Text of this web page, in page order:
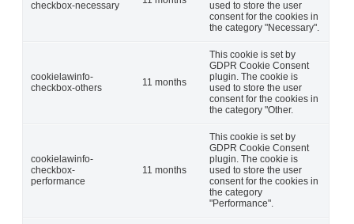
checkbox-necessary
used to store the user
consent for the cookies in
the category "Necessary".
cookielawinfo-
checkbox-others
11 months
This cookie is set by
GDPR Cookie Consent
plugin. The cookie is
used to store the user
consent for the cookies in
the category "Other.
cookielawinfo-
checkbox-
performance
11 months
This cookie is set by
GDPR Cookie Consent
plugin. The cookie is
used to store the user
consent for the cookies in
the category
"Performance".